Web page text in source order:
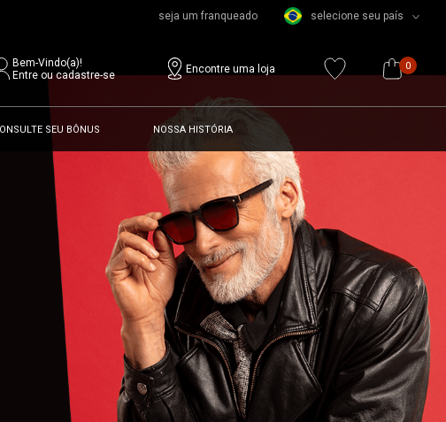
seja um franqueado selecione seu país
Bem-Vindo(a)!
Entre ou cadastre-se
Encontre uma loja 0
SEU BÔNUS NOSSA HISTÓRIA